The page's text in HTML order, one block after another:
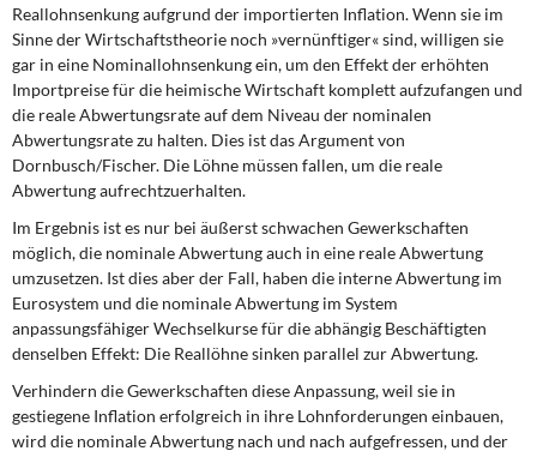
Reallohnsenkung aufgrund der importierten Inflation. Wenn sie im
Sinne der Wirtschaftstheorie noch »vernünftiger« sind, willigen sie
gar in eine Nominallohnsenkung ein, um den Effekt der erhöhten
Importpreise für die heimische Wirtschaft komplett aufzufangen und
die reale Abwertungsrate auf dem Niveau der nominalen
Abwertungsrate zu halten. Dies ist das Argument von
Dornbusch/Fischer. Die Löhne müssen fallen, um die reale
Abwertung aufrechtzuerhalten.
Im Ergebnis ist es nur bei äußerst schwachen Gewerkschaften
möglich, die nominale Abwertung auch in eine reale Abwertung
umzusetzen. Ist dies aber der Fall, haben die interne Abwertung im
Eurosystem und die nominale Abwertung im System
anpassungsfähiger Wechselkurse für die abhängig Beschäftigten
denselben Effekt: Die Reallöhne sinken parallel zur Abwertung.
Verhindern die Gewerkschaften diese Anpassung, weil sie in
gestiegene Inflation erfolgreich in ihre Lohnforderungen einbauen,
wird die nominale Abwertung nach und nach aufgefressen, und der